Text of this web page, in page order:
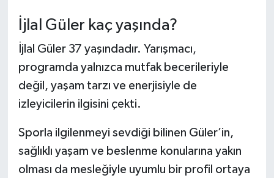
İjlal Güler kaç yaşında?
İjlal Güler 37 yaşındadır. Yarışmacı,
programda yalnızca mutfak becerileriyle
değil, yaşam tarzı ve enerjisiyle de
izleyicilerin ilgisini çekti.
Sporla ilgilenmeyi sevdiği bilinen Güler’in,
sağlıklı yaşam ve beslenme konularına yakın
olması da mesleğiyle uyumlu bir profil ortaya
Siyaset Haberleri
Dünya Haberleri
Yerel Haberler